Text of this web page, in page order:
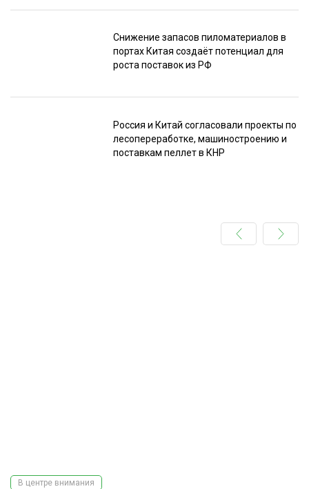
Снижение запасов пиломатериалов в
портах Китая создаёт потенциал для
роста поставок из РФ
Россия и Китай согласовали проекты по
лесопереработке, машиностроению и
поставкам пеллет в КНР
В центре внимания